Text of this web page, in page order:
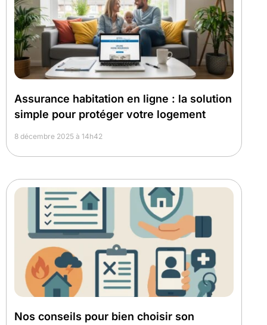
Assurance habitation en ligne : la solution
simple pour protéger votre logement
8 décembre 2025 à 14h42
Nos conseils pour bien choisir son